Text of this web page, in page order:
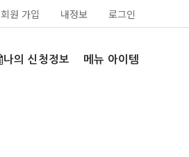
회원 가입 내정보 로그인
나의 신청정보 메뉴 아이템